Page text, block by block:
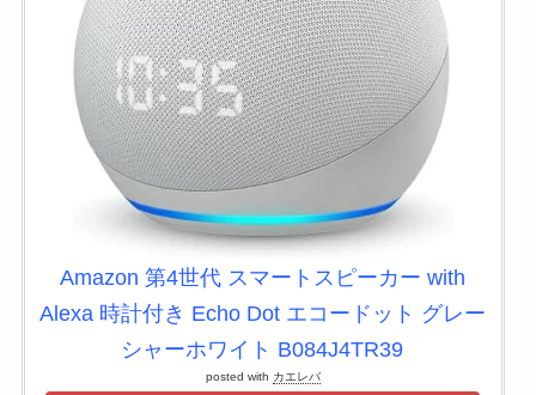
Amazon 第4世代 スマートスピーカー with
Alexa 時計付き Echo Dot エコードット グレー
シャーホワイト B084J4TR39
posted with カエレバ